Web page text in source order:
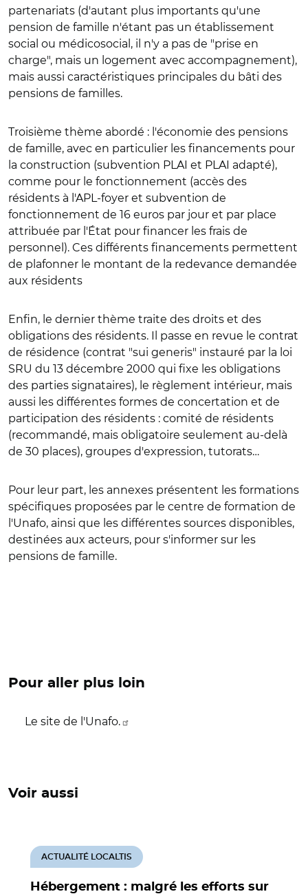
partenariats (d'autant plus importants qu'une
pension de famille n'étant pas un établissement
social ou médicosocial, il n'y a pas de "prise en
charge", mais un logement avec accompagnement),
mais aussi caractéristiques principales du bâti des
pensions de familles.
Troisième thème abordé : l'économie des pensions
de famille, avec en particulier les financements pour
la construction (subvention PLAI et PLAI adapté),
comme pour le fonctionnement (accès des
résidents à l'APL-foyer et subvention de
fonctionnement de 16 euros par jour et par place
attribuée par l'État pour financer les frais de
personnel). Ces différents financements permettent
de plafonner le montant de la redevance demandée
aux résidents
Enfin, le dernier thème traite des droits et des
obligations des résidents. Il passe en revue le contrat
de résidence (contrat "sui generis" instauré par la loi
SRU du 13 décembre 2000 qui fixe les obligations
des parties signataires), le règlement intérieur, mais
aussi les différentes formes de concertation et de
participation des résidents : comité de résidents
(recommandé, mais obligatoire seulement au-delà
de 30 places), groupes d'expression, tutorats…
Pour leur part, les annexes présentent les formations
spécifiques proposées par le centre de formation de
l'Unafo, ainsi que les différentes sources disponibles,
destinées aux acteurs, pour s'informer sur les
pensions de famille.
Pour aller plus loin
Le site de l'Unafo.
Voir aussi
Hébergement : malgré les efforts sur
ACTUALITÉ LOCALTIS